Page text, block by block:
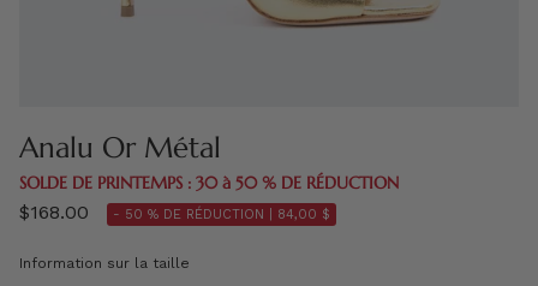
Analu Or Métal
SOLDE DE PRINTEMPS : 30 à 50 % DE RÉDUCTION
$168.00 - 50 % DE RÉDUCTION | 84,00 $
Information sur la taille